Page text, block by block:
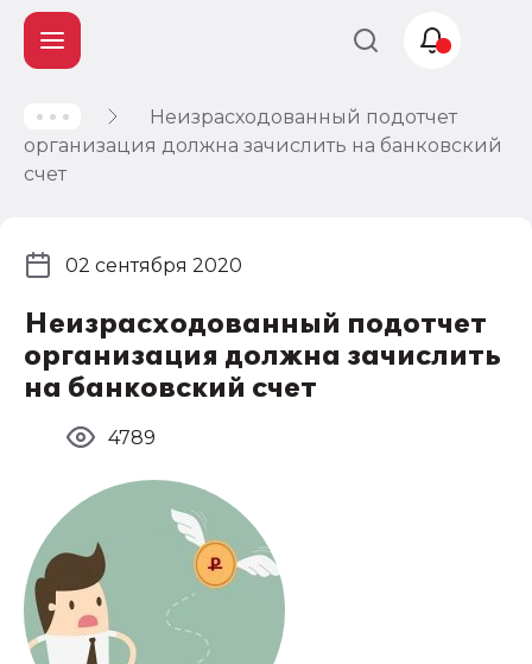
Неизрасходованный подотчет
организация должна зачислить на банковский
счет
Неизрасходованный подотчет
организация должна зачислить
на банковский счет
02 сентября 2020
4789
Учет и
налогообложение